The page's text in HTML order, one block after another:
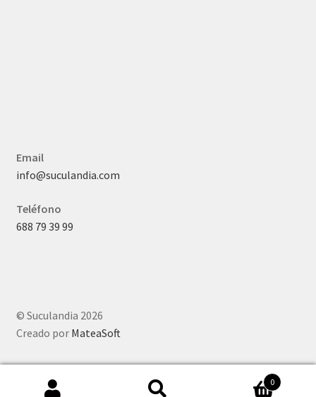
Email
info@suculandia.com
Teléfono
688 79 39 99
© Suculandia 2026
Creado por MateaSoft
0